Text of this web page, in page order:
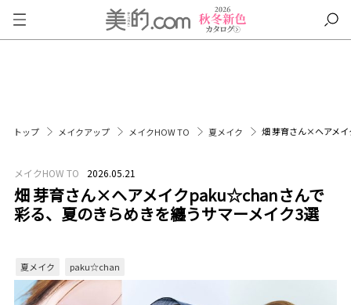
トップ メイクアップ メイクHOW TO 夏メイク 畑 芽育さん×ヘアメ
メイクHOW TO 2026.05.21
畑 芽育さん×ヘアメイクpaku☆chanさんで
彩る、夏のきらめきを纏うサマーメイク3選
夏メイク paku☆chan